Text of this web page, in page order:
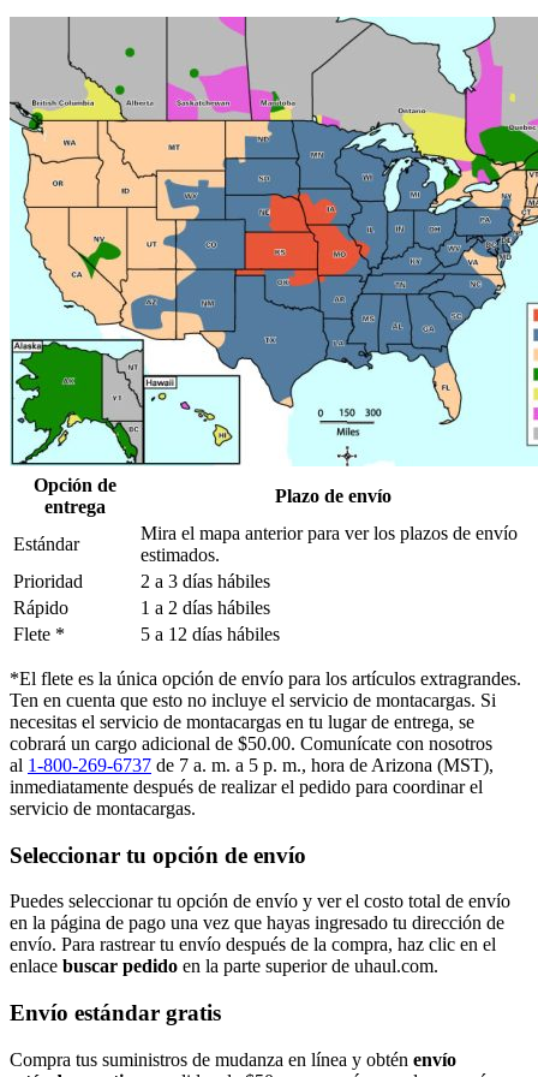
Opción de
entrega
Plazo de envío
Estándar
Mira el mapa anterior para ver los plazos de envío
estimados.
Prioridad
2 a 3 días hábiles
Rápido
1 a 2 días hábiles
Flete *
5 a 12 días hábiles
*El flete es la única opción de envío para los artículos extragrandes.
Ten en cuenta que esto no incluye el servicio de montacargas. Si
necesitas el servicio de montacargas en tu lugar de entrega, se
cobrará un cargo adicional de $50.00. Comunícate con nosotros
al 1-800-269-6737 de 7 a. m. a 5 p. m., hora de Arizona (MST),
inmediatamente después de realizar el pedido para coordinar el
servicio de montacargas.
Seleccionar tu opción de envío
Puedes seleccionar tu opción de envío y ver el costo total de envío
en la página de pago una vez que hayas ingresado tu dirección de
envío. Para rastrear tu envío después de la compra, haz clic en el
enlace buscar pedido​​​​​​​ en la parte superior de uhaul.com.
Envío estándar gratis
Compra tus suministros de mudanza en línea y obtén envío